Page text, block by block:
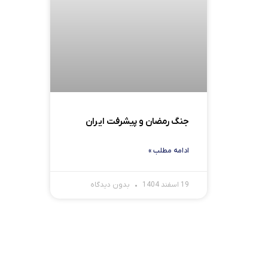
جنگ رمضان و پیشرفت ایران
ادامه مطلب »
19 اسفند 1404 بدون دیدگاه